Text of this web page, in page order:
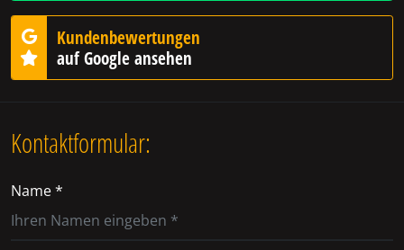
Kundenbewertungen
auf Google ansehen
Kontaktformular:
Name *